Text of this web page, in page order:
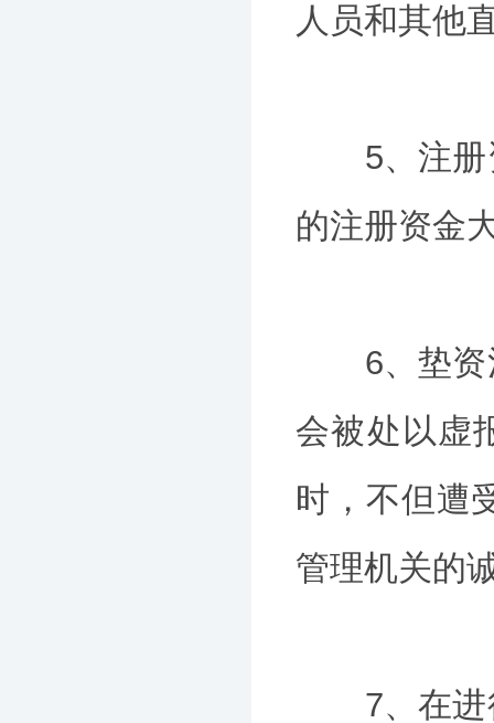
人员和其他
5、注册资
的注册资金
6、垫资注
会被处以虚
时，不但遭
管理机关的
7、在进行